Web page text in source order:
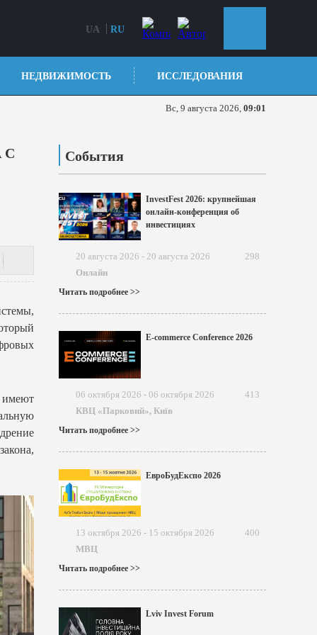
UA RU
НЕДВИЖИМОСТЬ ИССЛЕДОВАНИЯ
Вс, 9 августа 2026, 09:01
С События
InvestFest 2026: крупнейшая
онлайн-конференция об
инвестициях
20 августа 2026 - 20 августа 2026
298
Онлайн
Читать подробнее >>
E-commerce Conference 2026
06 октября 2026 - 06 октября 2026
413
КВЦ «Парковий», Київ
Читать подробнее >>
ЕвроБудЕкспо 2026
13 октября 2026 - 15 октября 2026
400
МВЦ
Читать подробнее >>
Lviv Invest Forum